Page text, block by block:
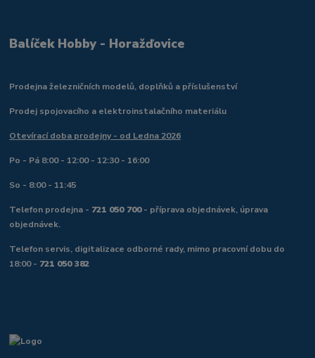
Balíček Hobby - Horažďovice
Prodejna železničních modelů, doplňků a příslušenství
Prodej spojovacího a elektroinstalačního materiálu
Otevírací doba prodejny - od Ledna 2026
Po - Pá 8:00 - 12:00 - 12:30 - 16:00
So - 8:00 - 11:45
Telefon prodejna - 721 050 700- příprava objednávek, úprava
objednávek.
Telefon servis, digitalizace odborné rady, mimo pracovní dobu do
18:00 - 721 050 382